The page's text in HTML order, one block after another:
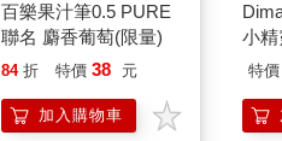
百樂果汁筆0.5 PURE
聯名 麝香葡萄(限量)
84 折 特價 38 元
加入購物車
小精
特價